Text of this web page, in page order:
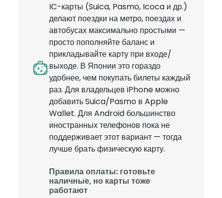
IC-карты (Suica, Pasmo, Icoca и др.)
делают поездки на метро, поездах и
автобусах максимально простыми —
просто пополняйте баланс и
прикладывайте карту при входе/
выходе. В Японии это гораздо
удобнее, чем покупать билеты каждый
раз. Для владельцев iPhone можно
добавить Suica/Pasmo в Apple
Wallet. Для Android большинство
иностранных телефонов пока не
поддерживает этот вариант — тогда
лучше брать физическую карту.
Правила оплаты: готовьте
наличные, но карты тоже
работают